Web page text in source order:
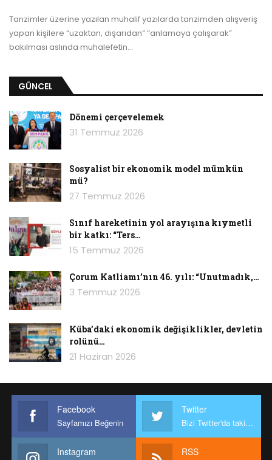
Tanzimler üzerine yazılan muhalif yazılarda tanzimden alışveriş
yapan kişilere “uzaktan, dışarıdan” “anlamaya çalışarak”
bakılması aslında muhalefetin…
GÜNCEL
Dönemi çerçevelemek
31 Temmuz 2026
Sosyalist bir ekonomik model mümkün
mü?
27 Temmuz 2026
Sınıf hareketinin yol arayışına kıymetli
bir katkı: “Ters…
15 Temmuz 2026
Çorum Katliamı’nın 46. yılı: “Unutmadık,…
3 Temmuz 2026
Küba’daki ekonomik değişiklikler, devletin
rolünü…
21 Haziran 2026
Facebook
Sayfamızı Beğenin
Twitter
Bizi Twitter'da takip edin
Instagram RSS